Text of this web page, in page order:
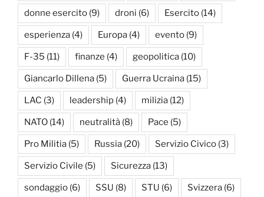
donne esercito (9) droni (6) Esercito (14)
esperienza (4) Europa (4) evento (9)
F-35 (11) finanze (4) geopolitica (10)
Giancarlo Dillena (5) Guerra Ucraina (15)
LAC (3) leadership (4) milizia (12)
NATO (14) neutralità (8) Pace (5)
Pro Militia (5) Russia (20) Servizio Civico (3)
Servizio Civile (5) Sicurezza (13)
sondaggio (6) SSU (8) STU (6) Svizzera (6)